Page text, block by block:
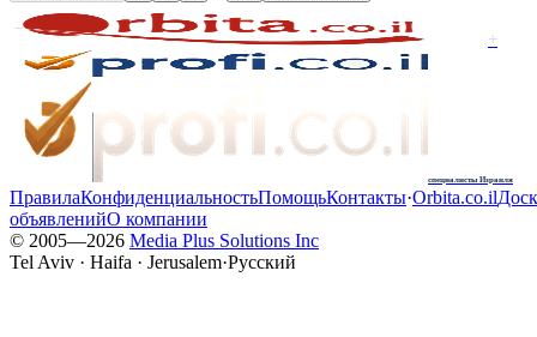
+
специалисты Израиля
ПравилаКонфиденциальностьПомощьКонтакты·Orbita.co.il
объявленийО компании
© 2005—2026 Media Plus Solutions Inc
Tel Aviv · Haifa · Jerusalem·Русский